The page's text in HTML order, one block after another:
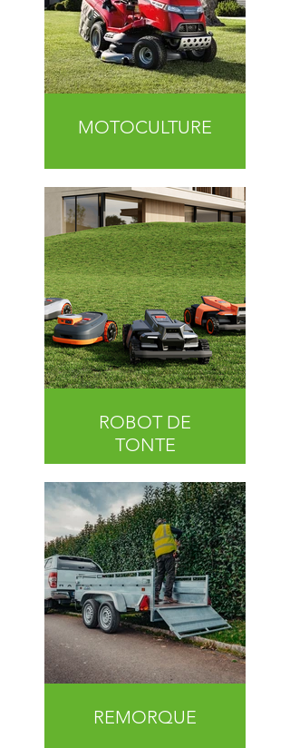
MOTOCULTURE
ROBOT DE
TONTE
REMORQUE